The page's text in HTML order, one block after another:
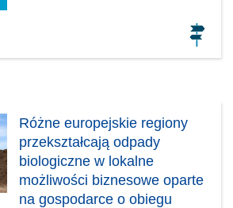
Różne europejskie regiony
przekształcają odpady
biologiczne w lokalne
możliwości biznesowe oparte
na gospodarce o obiegu